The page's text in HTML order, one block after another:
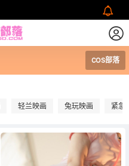
COS部落
轻兰映画 兔玩映画 紧急